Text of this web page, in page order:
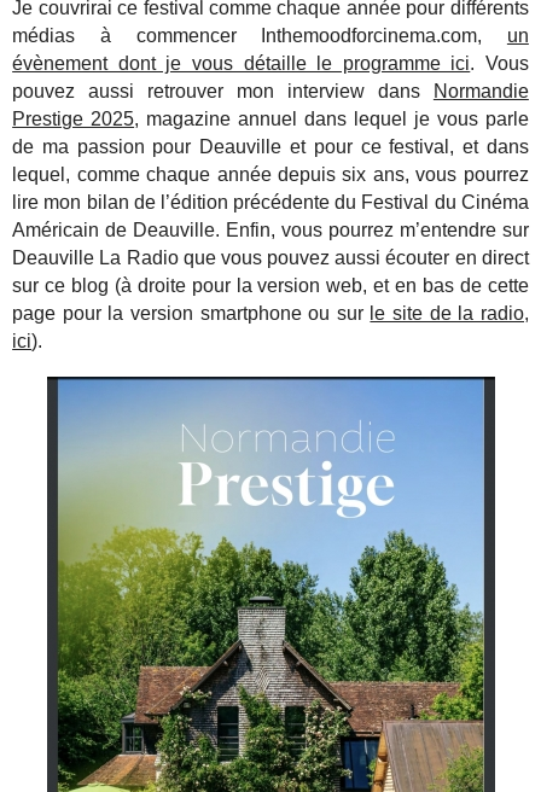
Je couvrirai ce festival comme chaque année pour différents
médias à commencer Inthemoodforcinema.com, un
évènement dont je vous détaille le programme ici. Vous
pouvez aussi retrouver mon interview dans
Normandie
Prestige 2025, magazine annuel dans lequel je vous parle
de ma passion pour Deauville et pour ce festival, et dans
lequel, comme chaque année depuis six ans, vous pourrez
lire mon bilan de l’édition précédente du Festival du Cinéma
Américain de Deauville. Enfin, vous pourrez m’entendre sur
Deauville La Radio que vous pouvez aussi écouter en direct
sur ce blog (à droite pour la version web, et en bas de cette
page pour la version smartphone ou sur le site de la radio,
ici).